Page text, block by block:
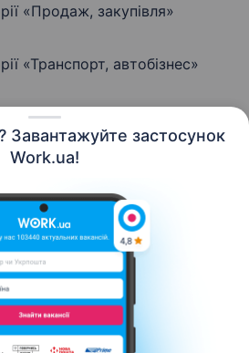
Завантажуйте застосунок
Work.ua!
«Продаж, закупівля»
«Транспорт, автобізнес»
Про нас
Кар’єра